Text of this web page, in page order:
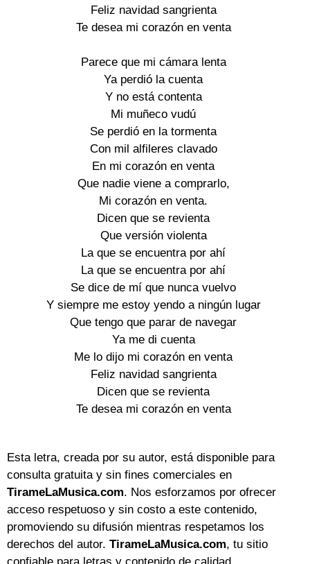
Feliz navidad sangrienta
Te desea mi corazón en venta
Parece que mi cámara lenta
Ya perdió la cuenta
Y no está contenta
Mi muñeco vudú
Se perdió en la tormenta
Con mil alfileres clavado
En mi corazón en venta
Que nadie viene a comprarlo,
Mi corazón en venta.
Dicen que se revienta
Que versión violenta
La que se encuentra por ahí
La que se encuentra por ahí
Se dice de mí que nunca vuelvo
Y siempre me estoy yendo a ningún lugar
Que tengo que parar de navegar
Ya me di cuenta
Me lo dijo mi corazón en venta
Feliz navidad sangrienta
Dicen que se revienta
Te desea mi corazón en venta
Esta letra, creada por su autor, está disponible para
consulta gratuita y sin fines comerciales en
TirameLaMusica.com. Nos esforzamos por ofrecer
acceso respetuoso y sin costo a este contenido,
promoviendo su difusión mientras respetamos los
derechos del autor. TirameLaMusica.com, tu sitio